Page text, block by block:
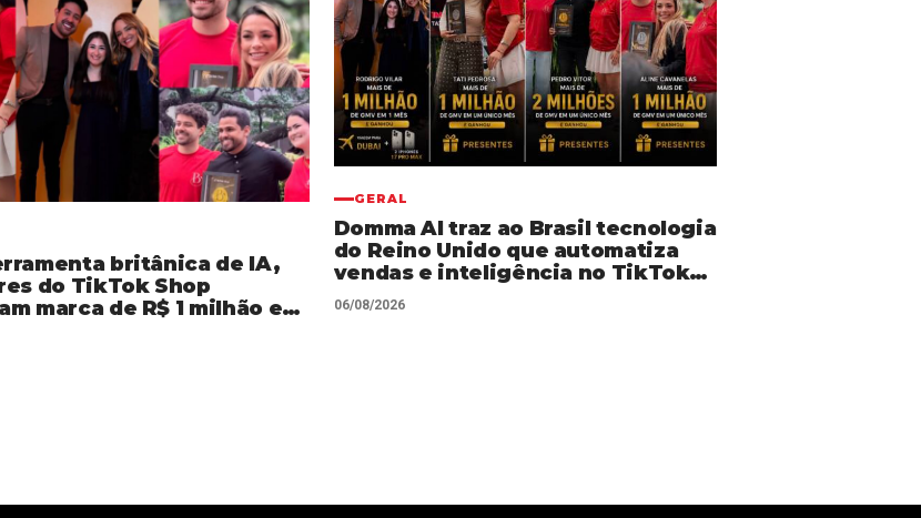
britânica de IA,
do TikTok Shop
marca de R$ 1 milhão em
sem precisar decorar
GERAL
Domma AI traz ao Brasil tecnologia
do Reino Unido que automatiza
vendas e inteligência no TikTok
Shop
06/08/2026